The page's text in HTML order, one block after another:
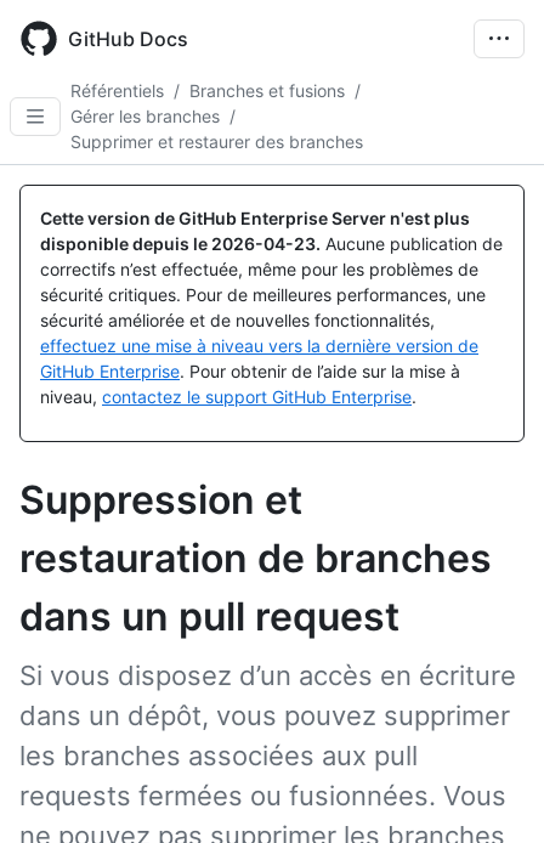
main
GitHub Docs
Référentiels / Branches et fusions /
Gérer les branches /
Supprimer et restaurer des branches
Cette version de GitHub Enterprise Server n'est plus
disponible depuis le 2026-04-23. Aucune publication de
correctifs n’est effectuée, même pour les problèmes de
sécurité critiques. Pour de meilleures performances, une
sécurité améliorée et de nouvelles fonctionnalités,
effectuez une mise à niveau vers la dernière version de
GitHub Enterprise. Pour obtenir de l’aide sur la mise à
niveau, contactez le support GitHub Enterprise.
Suppression et
restauration de branches
dans un pull request
Si vous disposez d’un accès en écriture
dans un dépôt, vous pouvez supprimer
les branches associées aux pull
requests fermées ou fusionnées. Vous
ne pouvez pas supprimer les branches